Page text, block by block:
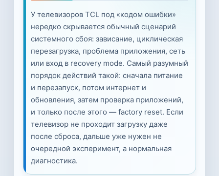
У телевизоров TCL под «кодом ошибки»
нередко скрывается обычный сценарий
системного сбоя: зависание, циклическая
перезагрузка, проблема приложения, сеть
или вход в recovery mode. Самый разумный
порядок действий такой: сначала питание
и перезапуск, потом интернет и
обновления, затем проверка приложений,
и только после этого — factory reset. Если
телевизор не проходит загрузку даже
после сброса, дальше уже нужен не
очередной эксперимент, а нормальная
диагностика.